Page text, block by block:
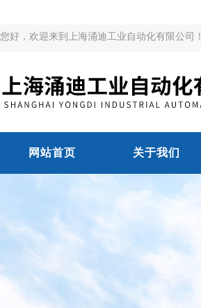
您好，欢迎来到上海涌迪工业自动化有限公司！
网站首页 关于我们